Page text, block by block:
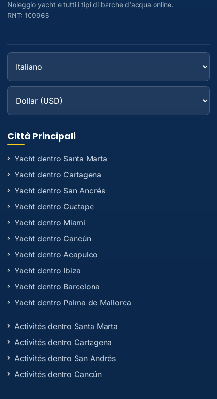
Noleggio yacht e tutti i tipi di barche d'acqua online.
RNT: 109966
Città Principali
Yacht dentro Santa Marta
Yacht dentro Cartagena
Yacht dentro San Andrés
Yacht dentro Guatape
Yacht dentro Miami
Yacht dentro Cancún
Yacht dentro Acapulco
Yacht dentro Ibiza
Yacht dentro Barcelona
Yacht dentro Palma de Mallorca
Activités dentro Santa Marta
Activités dentro Cartagena
Activités dentro San Andrés
Activités dentro Cancún